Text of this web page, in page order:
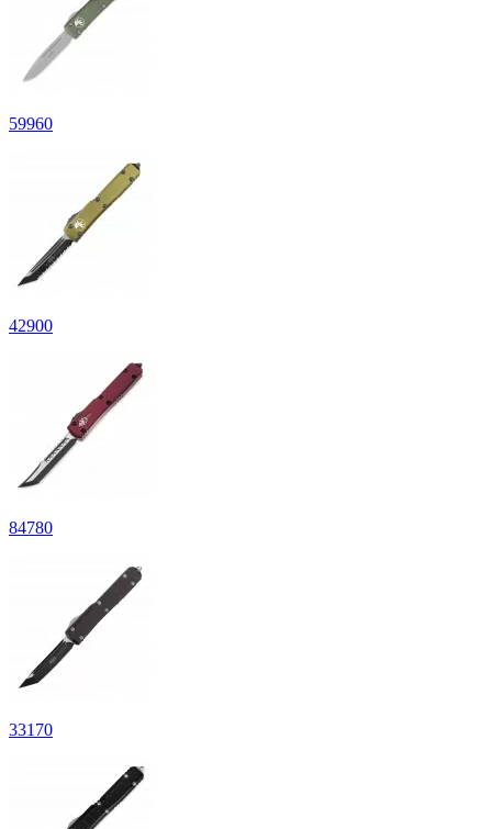
59960
42900
84780
33170